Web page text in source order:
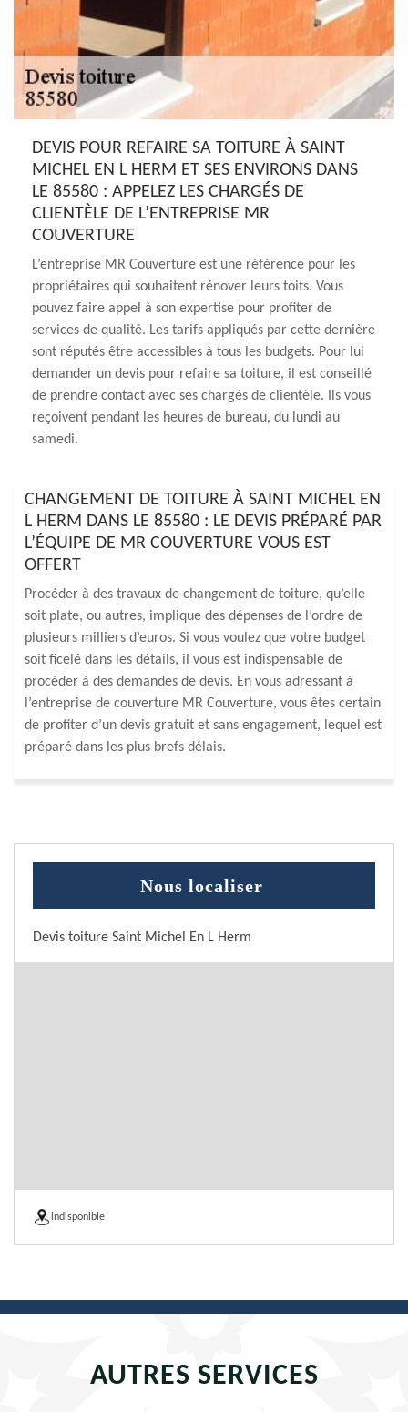
DEVIS POUR REFAIRE SA TOITURE À SAINT
MICHEL EN L HERM ET SES ENVIRONS DANS
LE 85580 : APPELEZ LES CHARGÉS DE
CLIENTÈLE DE L’ENTREPRISE MR
COUVERTURE
L’entreprise MR Couverture est une référence pour les
propriétaires qui souhaitent rénover leurs toits. Vous
pouvez faire appel à son expertise pour profiter de
services de qualité. Les tarifs appliqués par cette dernière
sont réputés être accessibles à tous les budgets. Pour lui
demander un devis pour refaire sa toiture, il est conseillé
de prendre contact avec ses chargés de clientèle. Ils vous
reçoivent pendant les heures de bureau, du lundi au
samedi.
CHANGEMENT DE TOITURE À SAINT MICHEL EN
L HERM DANS LE 85580 : LE DEVIS PRÉPARÉ PAR
L’ÉQUIPE DE MR COUVERTURE VOUS EST
OFFERT
Procéder à des travaux de changement de toiture, qu’elle
soit plate, ou autres, implique des dépenses de l’ordre de
plusieurs milliers d’euros. Si vous voulez que votre budget
soit ficelé dans les détails, il vous est indispensable de
procéder à des demandes de devis. En vous adressant à
l’entreprise de couverture MR Couverture, vous êtes certain
de profiter d’un devis gratuit et sans engagement, lequel est
préparé dans les plus brefs délais.
Nous localiser
Devis toiture Saint Michel En L Herm
indisponible
AUTRES SERVICES